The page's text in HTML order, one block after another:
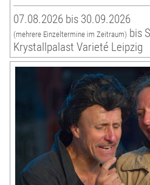
07.08.2026 bis 30.09.2026
(mehrere Einzeltermine im Zeitraum) bis
Krystallpalast Varieté Leipzig